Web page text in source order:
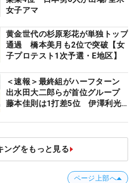
女子アマ
黄金世代の杉原彩花が単独トップ
通過 橋本美月も2位で突破【女
子プロテスト1次予選・E地区】
＜速報＞最終組がハーフターン
出水田大二郎らが首位グループ
藤本佳則は1打差5位 伊澤利光
JOYX OPEN】
ングをもっと見る
ページ上部へ